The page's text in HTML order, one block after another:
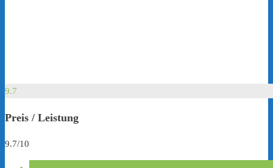
9.7
Preis / Leistung
9.7/10